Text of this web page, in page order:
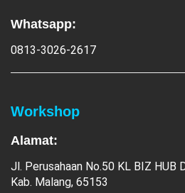
Whatsapp:
0813-3026-2617
Workshop
Alamat:
Jl. Perusahaan No.50 KL BIZ HUB
Kab. Malang, 65153